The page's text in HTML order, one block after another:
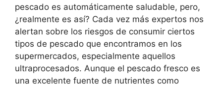
pescado es automáticamente saludable, pero,
¿realmente es así? Cada vez más expertos nos
alertan sobre los riesgos de consumir ciertos
tipos de pescado que encontramos en los
supermercados, especialmente aquellos
ultraprocesados. Aunque el pescado fresco es
una excelente fuente de nutrientes como